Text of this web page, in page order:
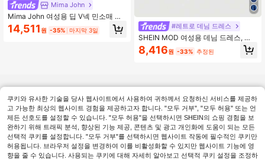
Mima John
Mima John 여성용 딥 V넥 민소매 캐
주얼 데님 랩 드레스
14,511 원 -35% 마지막 3일
#레트로 데님 드레스
SHEIN MOD 여성용 데님 드레스, 빈
티지 스파게티 스트랩 캐주얼 블루 드
레스
8,416원 -33% 추정된
쿠키와 유사한 기술을 당사 웹사이트에서 사용하여 귀하께서 요청하신 서비스를 제공하
고 가능한 최상의 웹사이트 경험을 제공하고자 합니다. "모두 거부", "모두 허용" 또는 언
제든 선호도를 설정할 수 있습니다. "모두 허용"을 선택하시면 SHEIN의 쇼핑 경험을 보
완하기 위해 트래픽 분석, 향상된 기능 제공, 콘텐츠 및 광고 개인화에 도움이 되는 모든
선택적 쿠키를 설정합니다. "모두 거부"를 선택하시면 웹사이트 작동에 필수적인 쿠키만
허용됩니다. 브라우저 설정을 변경하여 이를 비활성화할 수 있지만 웹사이트 기능에 영
향을 줄 수 있습니다. 사용되는 쿠키에 대해 자세히 알아보고 선택적 쿠키 설정을 조정하